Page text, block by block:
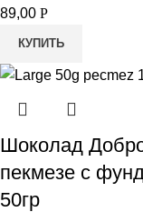
89,00 Р
КУПИТЬ
Шоколад
пекмезе с
50гр